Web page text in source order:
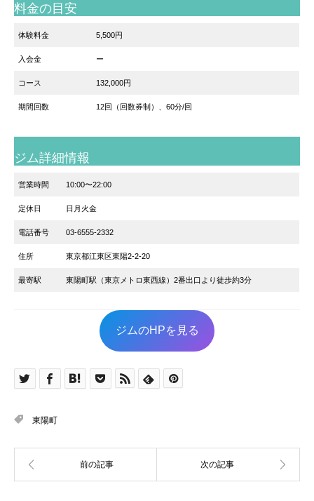
料金の目安
体験料金 5,500円
入会金 ー
コース 132,000円
期間回数 12回（回数券制）、60分/回
ジム詳細情報
営業時間 10:00〜22:00
定休日 日月火金
電話番号 03-6555-2332
住所 東京都江東区東陽2-2-20
最寄駅 東陽町駅（東京メトロ東西線）2番出口より徒歩約3分
ジムのHPを見る
東陽町